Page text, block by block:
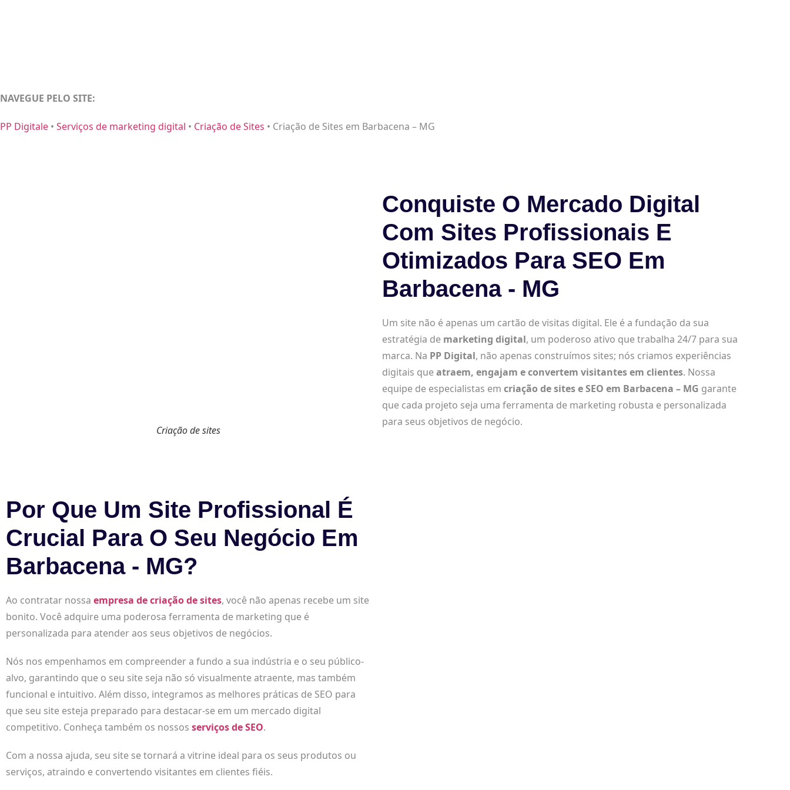
NAVEGUE PELO SITE:
PP Digitale • Serviços de marketing digital • Criação de Sites • Criação de Sites em Barbacena – MG
Criação de sites
Conquiste O Mercado Digital
Com Sites Profissionais E
Otimizados Para SEO Em
Barbacena - MG
Um site não é apenas um cartão de visitas digital. Ele é a fundação da sua
estratégia de marketing digital, um poderoso ativo que trabalha 24/7 para sua
marca. Na PP Digital, não apenas construímos sites; nós criamos experiências
digitais queatraem, engajam e convertem visitantes em clientes. Nossa
equipe de especialistas em criação de sites e SEO em Barbacena – MG garante
que cada projeto seja uma ferramenta de marketing robusta e personalizada
para seus objetivos de negócio.
Por Que Um Site Profissional É
Crucial Para O Seu Negócio Em
Barbacena - MG?
Ao contratar nossa empresa de criação de sites, você não apenas recebe um site
bonito. Você adquire uma poderosa ferramenta de marketing que é
personalizada para atender aos seus objetivos de negócios.
Nós nos empenhamos em compreender a fundo a sua indústria e o seu público-
alvo, garantindo que o seu site seja não só visualmente atraente, mas também
funcional e intuitivo. Além disso, integramos as melhores práticas de SEO para
que seu site esteja preparado para destacar-se em um mercado digital
competitivo. Conheça também os nossos serviços de SEO.
Com a nossa ajuda, seu site se tornará a vitrine ideal para os seus produtos ou
serviços, atraindo e convertendo visitantes em clientes fiéis.